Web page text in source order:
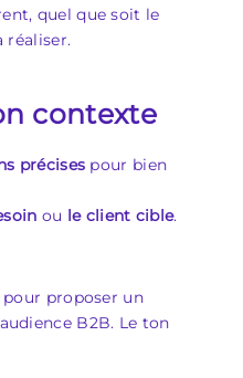
quel que soit le
réaliser.
contexte
précises pour bien
ou le client cible.
proposer un
B2B. Le ton